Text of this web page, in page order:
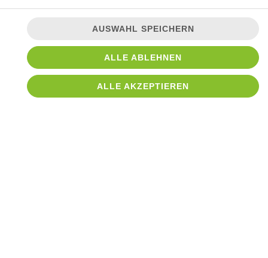
AUSWAHL SPEICHERN
ALLE ABLEHNEN
ALLE AKZEPTIEREN